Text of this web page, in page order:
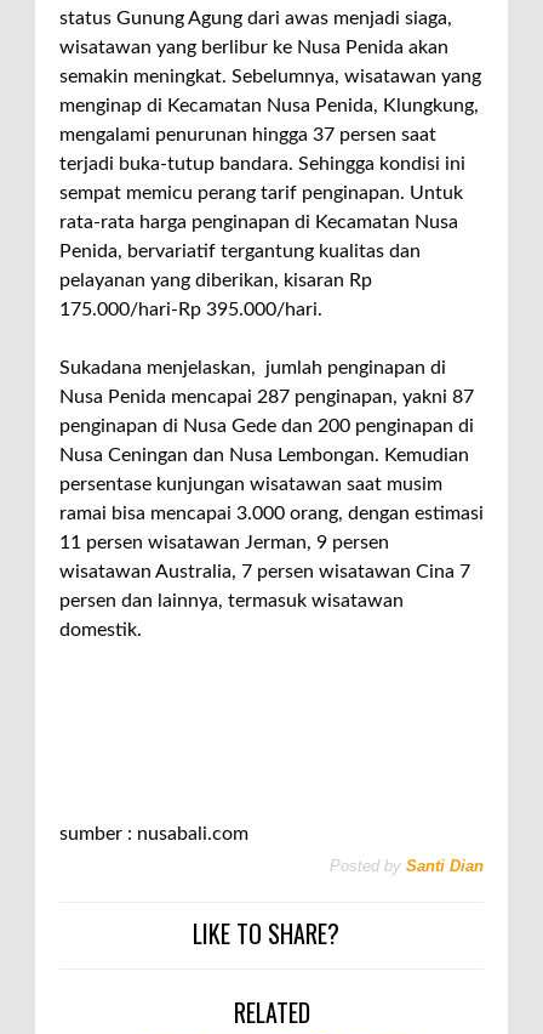
status Gunung Agung dari awas menjadi siaga,
wisatawan yang berlibur ke Nusa Penida akan
semakin meningkat. Sebelumnya, wisatawan yang
menginap di Kecamatan Nusa Penida, Klungkung,
mengalami penurunan hingga 37 persen saat
terjadi buka-tutup bandara. Sehingga kondisi ini
sempat memicu perang tarif penginapan. Untuk
rata-rata harga penginapan di Kecamatan Nusa
Penida, bervariatif tergantung kualitas dan
pelayanan yang diberikan, kisaran Rp
175.000/hari-Rp 395.000/hari.
Sukadana menjelaskan, jumlah penginapan di
Nusa Penida mencapai 287 penginapan, yakni 87
penginapan di Nusa Gede dan 200 penginapan di
Nusa Ceningan dan Nusa Lembongan. Kemudian
persentase kunjungan wisatawan saat musim
ramai bisa mencapai 3.000 orang, dengan estimasi
11 persen wisatawan Jerman, 9 persen
wisatawan Australia, 7 persen wisatawan Cina 7
persen dan lainnya, termasuk wisatawan
domestik.
sumber : nusabali.com
Posted by Santi Dian
LIKE TO SHARE?
RELATED